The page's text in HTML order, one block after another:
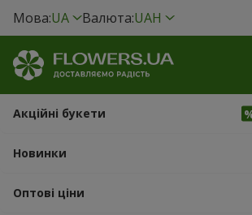
Мова:UA Валюта:UAH
Акційні букети
Новинки
Оптові ціни